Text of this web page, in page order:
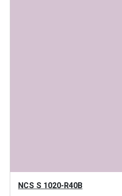
NCS S 1020-R40B